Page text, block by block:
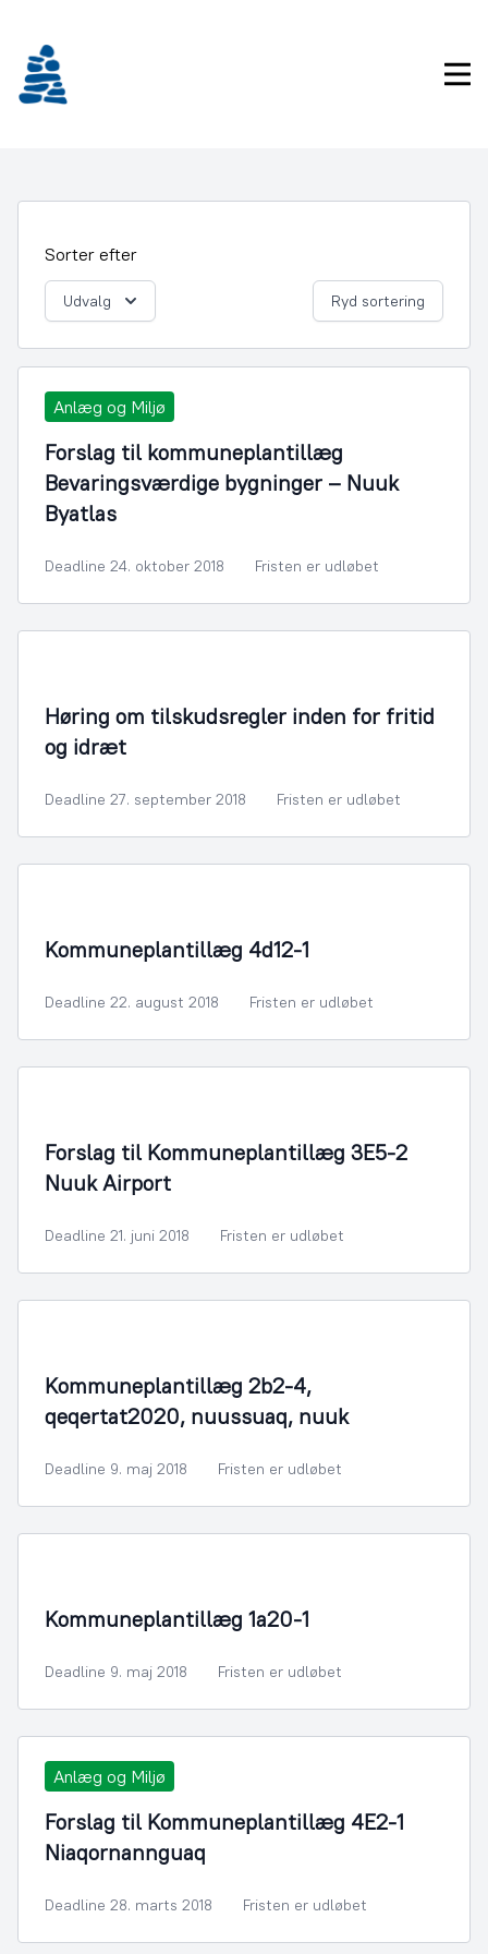
indhold
Sorter efter
Udvalg Ryd sortering
Anlæg og Miljø
Forslag til kommuneplantillæg
Bevaringsværdige bygninger – Nuuk
Byatlas
Deadline 24. oktober 2018 Fristen er udløbet
Høring om tilskudsregler inden for fritid
og idræt
Deadline 27. september 2018 Fristen er udløbet
Kommuneplantillæg 4d12-1
Deadline 22. august 2018 Fristen er udløbet
Forslag til Kommuneplantillæg 3E5-2
Nuuk Airport
Deadline 21. juni 2018 Fristen er udløbet
Kommuneplantillæg 2b2-4,
qeqertat2020, nuussuaq, nuuk
Deadline 9. maj 2018 Fristen er udløbet
Kommuneplantillæg 1a20-1
Deadline 9. maj 2018 Fristen er udløbet
Anlæg og Miljø
Forslag til Kommuneplantillæg 4E2-1
Niaqornannguaq
Deadline 28. marts 2018 Fristen er udløbet